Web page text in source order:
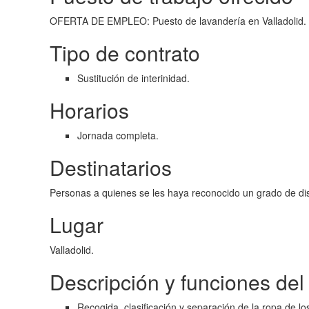
OFERTA DE EMPLEO: Puesto de lavandería en
Tipo de contrato
Sustitución de interinidad.
Horarios
Jornada completa.
Destinatarios
Personas a quienes se les haya reconocido un grado de
Lugar
Valladolid.
Descripción y funciones